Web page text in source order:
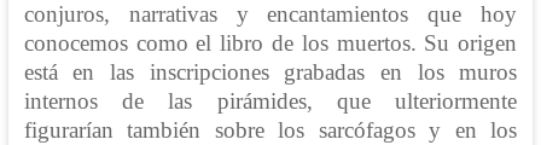
conjuros, narrativas y encantamientos que hoy
conocemos como el libro de los muertos. Su origen
está en las inscripciones grabadas en los muros
internos de las pirámides, que ulteriormente
figurarían también sobre los sarcófagos y en los